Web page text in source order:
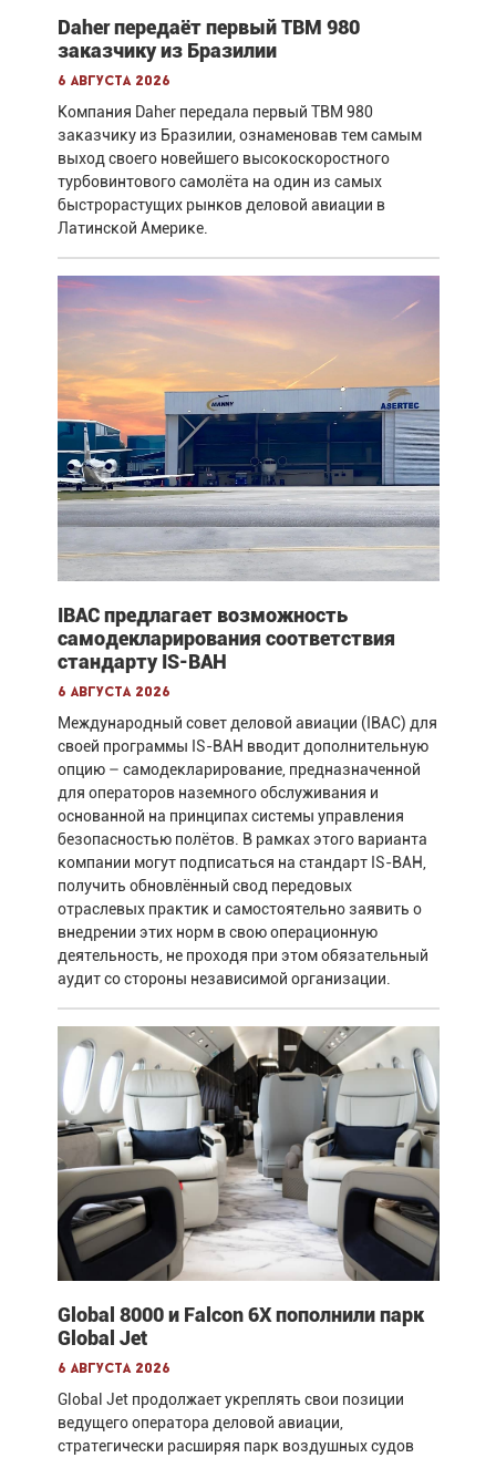
Daher передаёт первый TBM 980
заказчику из Бразилии
6 августа 2026
Компания Daher передала первый TBM 980
заказчику из Бразилии, ознаменовав тем самым
выход своего новейшего высокоскоростного
турбовинтового самолёта на один из самых
быстрорастущих рынков деловой авиации в
Латинской Америке.
IBAC предлагает возможность
самодекларирования соответствия
стандарту IS-BAH
6 августа 2026
Международный совет деловой авиации (IBAC) для
своей программы IS-BAH вводит дополнительную
опцию – самодекларирование, предназначенной
для операторов наземного обслуживания и
основанной на принципах системы управления
безопасностью полётов. В рамках этого варианта
компании могут подписаться на стандарт IS-BAH,
получить обновлённый свод передовых
отраслевых практик и самостоятельно заявить о
внедрении этих норм в свою операционную
деятельность, не проходя при этом обязательный
аудит со стороны независимой организации.
Global 8000 и Falcon 6X пополнили парк
Global Jet
6 августа 2026
Global Jet продолжает укреплять свои позиции
ведущего оператора деловой авиации,
стратегически расширяя парк воздушных судов